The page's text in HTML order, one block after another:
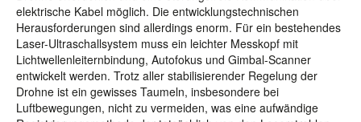
elektrische Kabel möglich. Die entwicklungstechnischen
Herausforderungen sind allerdings enorm. Für ein bestehendes
Laser-Ultraschallsystem muss ein leichter Messkopf mit
Lichtwellenleiternbindung, Autofokus und Gimbal-Scanner
entwickelt werden. Trotz aller stabilisierender Regelung der
Drohne ist ein gewisses Taumeln, insbesondere bei
Luftbewegungen, nicht zu vermeiden, was eine aufwändige